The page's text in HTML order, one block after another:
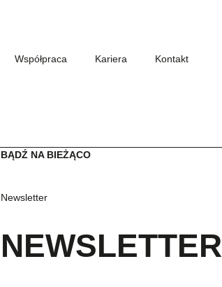
Współpraca Kariera Kontakt
BĄDŹ NA BIEŻĄCO
Newsletter
NEWSLETTER